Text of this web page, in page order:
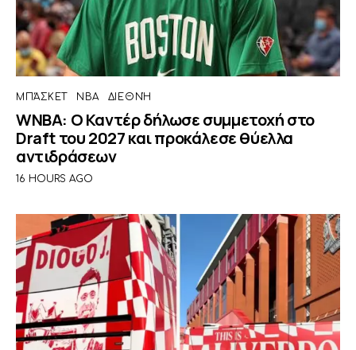
ΜΠΆΣΚΕΤ NBA ΔΙΕΘΝΉ
WNBA: Ο Καντέρ δήλωσε συμμετοχή στο
Draft του 2027 και προκάλεσε θύελλα
αντιδράσεων
16 HOURS AGO